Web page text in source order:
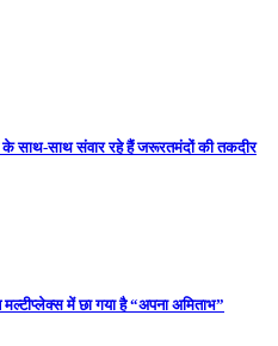
के साथ-साथ संवार रहे हैं जरूरतमंदों की तकदीर
मल्टीप्लेक्स में छा गया है “अपना अमिताभ”